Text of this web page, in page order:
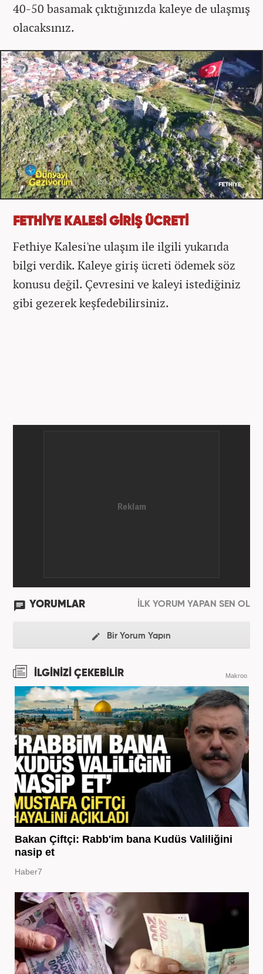
40-50 basamak çıktığınızda kaleye de ulaşmış
olacaksınız.
FETHİYE KALESİ GİRİŞ ÜCRETİ
Fethiye Kalesi'ne ulaşım ile ilgili yukarıda
bilgi verdik. Kaleye giriş ücreti ödemek söz
konusu değil. Çevresini ve kaleyi istediğiniz
gibi gezerek keşfedebilirsiniz.
YORUMLAR İLK YORUM YAPAN SEN OL
Bir Yorum Yapın
İLGİNİZİ ÇEKEBİLİR Makroo
Bakan Çiftçi: Rabb'im bana Kudüs Valiliğini
nasip et
Haber7